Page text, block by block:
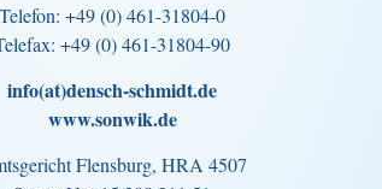
Telefon: +49 (0) 461-31804-0
+49 (0) 461-31804-90
info(at)densch-schmidt.de
www.sonwik.de
Flensburg, HRA 4507